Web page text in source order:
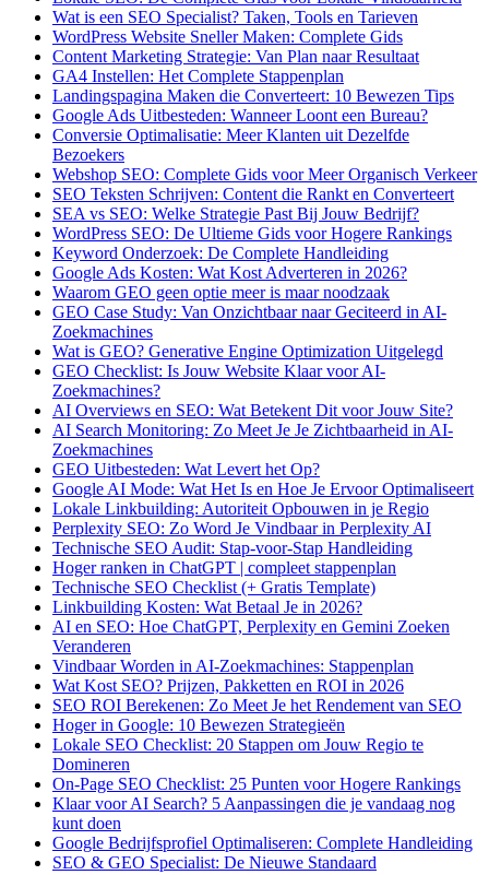
Wat is een SEO Specialist? Taken, Tools en Tarieven
WordPress Website Sneller Maken: Complete Gids
Content Marketing Strategie: Van Plan naar Resultaat
GA4 Instellen: Het Complete Stappenplan
Landingspagina Maken die Converteert: 10 Bewezen Tips
Google Ads Uitbesteden: Wanneer Loont een Bureau?
Conversie Optimalisatie: Meer Klanten uit Dezelfde
Bezoekers
Webshop SEO: Complete Gids voor Meer Organisch Verkeer
SEO Teksten Schrijven: Content die Rankt en Converteert
SEA vs SEO: Welke Strategie Past Bij Jouw Bedrijf?
WordPress SEO: De Ultieme Gids voor Hogere Rankings
Keyword Onderzoek: De Complete Handleiding
Google Ads Kosten: Wat Kost Adverteren in 2026?
Waarom GEO geen optie meer is maar noodzaak
GEO Case Study: Van Onzichtbaar naar Geciteerd in AI-
Zoekmachines
Wat is GEO? Generative Engine Optimization Uitgelegd
GEO Checklist: Is Jouw Website Klaar voor AI-
Zoekmachines?
AI Overviews en SEO: Wat Betekent Dit voor Jouw Site?
AI Search Monitoring: Zo Meet Je Je Zichtbaarheid in AI-
Zoekmachines
GEO Uitbesteden: Wat Levert het Op?
Google AI Mode: Wat Het Is en Hoe Je Ervoor Optimaliseert
Lokale Linkbuilding: Autoriteit Opbouwen in je Regio
Perplexity SEO: Zo Word Je Vindbaar in Perplexity AI
Technische SEO Audit: Stap-voor-Stap Handleiding
Hoger ranken in ChatGPT | compleet stappenplan
Technische SEO Checklist (+ Gratis Template)
Linkbuilding Kosten: Wat Betaal Je in 2026?
AI en SEO: Hoe ChatGPT, Perplexity en Gemini Zoeken
Veranderen
Vindbaar Worden in AI-Zoekmachines: Stappenplan
Wat Kost SEO? Prijzen, Pakketten en ROI in 2026
SEO ROI Berekenen: Zo Meet Je het Rendement van SEO
Hoger in Google: 10 Bewezen Strategieën
Lokale SEO Checklist: 20 Stappen om Jouw Regio te
Domineren
On-Page SEO Checklist: 25 Punten voor Hogere Rankings
Klaar voor AI Search? 5 Aanpassingen die je vandaag nog
kunt doen
Google Bedrijfsprofiel Optimaliseren: Complete Handleiding
SEO & GEO Specialist: De Nieuwe Standaard